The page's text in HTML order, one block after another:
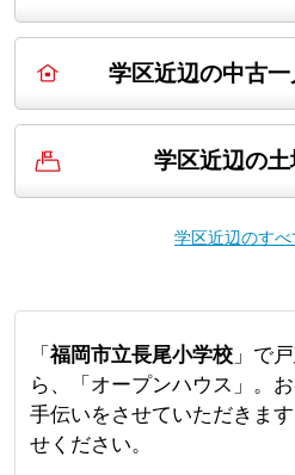
学区近辺の中古
学区近辺の
学区近辺のす
「福岡市立長尾小学校」で
ら、「オープンハウス」。
手伝いをさせていただきま
せください。